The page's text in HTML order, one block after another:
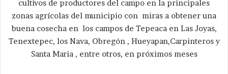
cultivos de productores del campo en la principales
zonas agrícolas del municipio con miras a obtener una
buena cosecha en los campos de Tepeaca en Las Joyas,
Tenextepec, los Nava, Obregón , Hueyapan,Carpinteros y
Santa Maria , entre otros, en próximos meses